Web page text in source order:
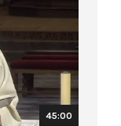
45:00